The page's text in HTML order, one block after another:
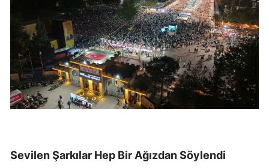
Sevilen Şarkılar Hep Bir Ağızdan Söylendi